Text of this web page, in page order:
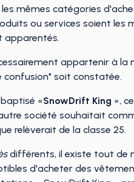
mêmes catégories
ou services soient
apparentés.
appartenir à la
confusion" soit constatée.
«SnowDrift King »,
société souhaitait
relèverait de la classe 25.
différents, il existe tout de
d'acheter des